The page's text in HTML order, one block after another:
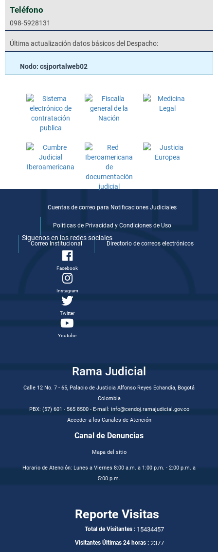
Teléfono
098-5928131
Última actualización datos básicos del Despacho:
Nodo: csjportalweb02
Cuentas de correo para Notificaciones Judiciales
Politicas de Privacidad y Condiciones de Uso
Correo Institucional Directorio de correos electrónicos
Síguenos en las redes sociales
Facebook
Instagram
Twitter
Youtube
Rama Judicial
Calle 12 No. 7 - 65, Palacio de Justicia Alfonso Reyes Echandía, Bogotá
Colombia
PBX: (57) 601 - 565 8500 - E-mail: info@cendoj.ramajudicial.gov.co
Acceder a los Canales de Atención
Canal de Denuncias
Mapa del sitio
Horario de Atención: Lunes a Viernes 8:00 a.m. a 1:00 p.m. - 2:00 p.m. a
5:00 p.m.
Reporte Visitas
Total de Visitantes : 15434457
Visitantes Últimas 24 horas : 2377